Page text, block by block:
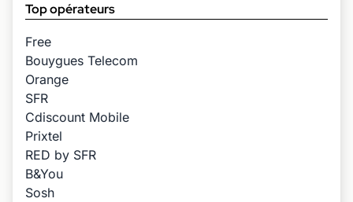
Top opérateurs
Free
Bouygues Telecom
Orange
SFR
Cdiscount Mobile
Prixtel
RED by SFR
B&You
Sosh